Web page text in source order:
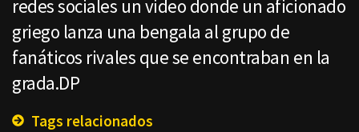
redes sociales un video donde un aficionado
griego lanza una bengala al grupo de
fanáticos rivales que se encontraban en la
grada.DP
Tags relacionados